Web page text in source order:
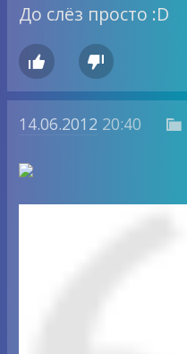
До слёз просто :D
 
14.06.2012 20:40 